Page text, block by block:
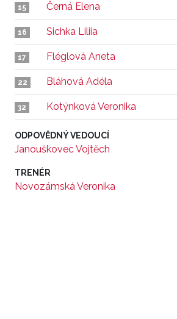
15 Černá Elena
16 Sichka Liliia
17 Fléglová Aneta
22 Bláhová Adéla
32 Kotýnková Veronika
ODPOVĚDNÝ VEDOUCÍ
Janouškovec Vojtěch
TRENÉR
Novozámská Veronika